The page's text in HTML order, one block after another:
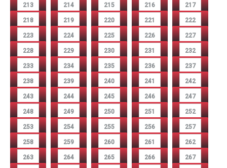
213 214 215 216 217
218 219 220 221 222
223 224 225 226 227
228 229 230 231 232
233 234 235 236 237
238 239 240 241 242
243 244 245 246 247
248 249 250 251 252
253 254 255 256 257
258 259 260 261 262
263 264 265 266 267